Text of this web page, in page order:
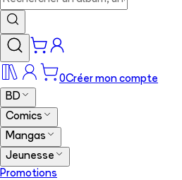
0Créer mon compte
BD
Comics
Mangas
Jeunesse
Promotions